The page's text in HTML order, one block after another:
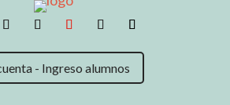
- Ingreso alumnos